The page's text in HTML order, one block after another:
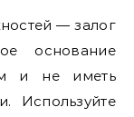
— залог
основание
и не иметь
Используйте